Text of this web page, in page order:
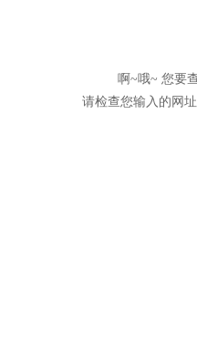
啊~哦~ 您要
请检查您输入的网